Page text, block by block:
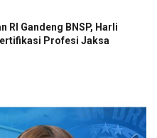
RI Gandeng BNSP, Harli
Profesi Jaksa